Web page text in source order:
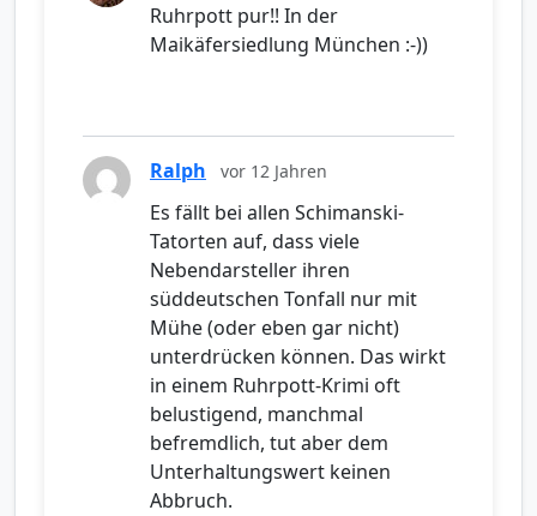
Ruhrpott pur!! In der
Maikäfersiedlung München :-))
Ralph vor 12 Jahren
Es fällt bei allen Schimanski-
Tatorten auf, dass viele
Nebendarsteller ihren
süddeutschen Tonfall nur mit
Mühe (oder eben gar nicht)
unterdrücken können. Das wirkt
in einem Ruhrpott-Krimi oft
belustigend, manchmal
befremdlich, tut aber dem
Unterhaltungswert keinen
Abbruch.